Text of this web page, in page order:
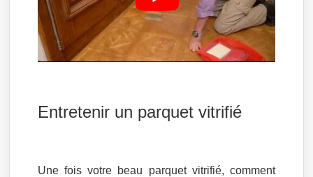
Entretenir un parquet vitrifié
Une fois votre beau parquet vitrifié, comment